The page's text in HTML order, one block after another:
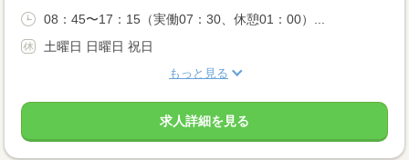
08：45〜17：15（実働07：30、休憩01：00）...
土曜日 日曜日 祝日
もっと見る
求人詳細を見る